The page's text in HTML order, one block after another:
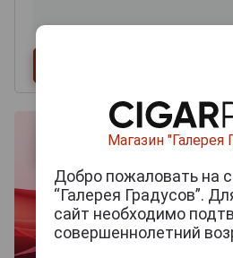
Магазин "Галерея
Добро пожаловать на
“Галерея Градусов”.
сайт необходимо
совершеннолетний